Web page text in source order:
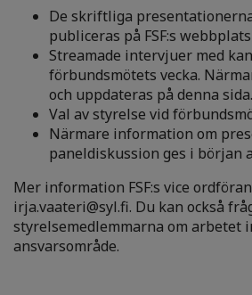
De skriftliga
publiceras på FSF:s webbplats
Streamade intervjuer med
förbundsmötets vecka.
och uppdateras på denna sida.
Val av styrelse vid
Närmare information om
paneldiskussion ges i början
Mer information FSF:s vice
irja.vaateri@syl.fi. Du kan också
styrelsemedlemmarna om arbetet
ansvarsområde.